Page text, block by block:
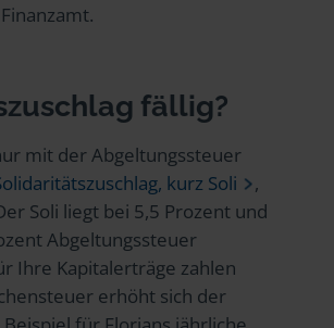
fällig?
mit der Abgeltungssteuer
kurz Soli
,
Soli liegt bei 5,5 Prozent und
Abgeltungssteuer
Ihre Kapitalerträge zahlen
erhöht sich der